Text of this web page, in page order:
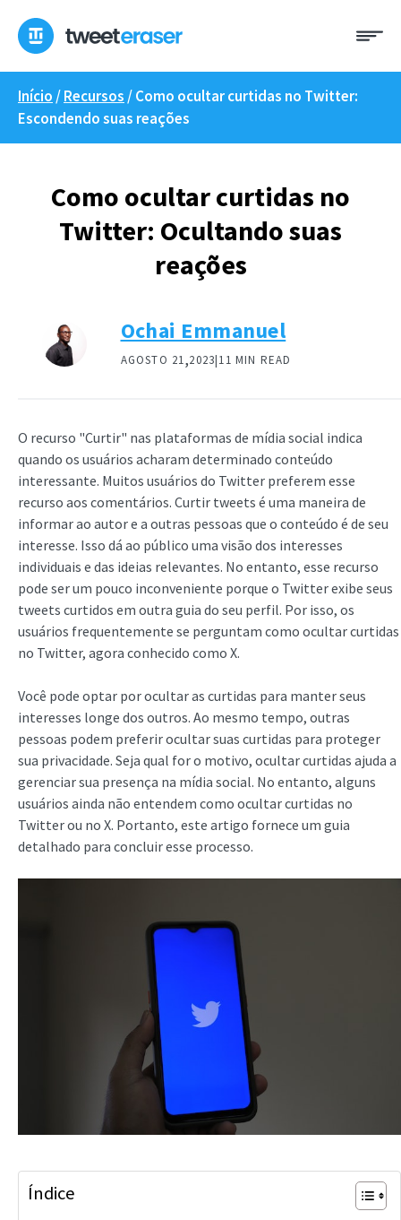
para
conteúdo
Início /Recursos /Como ocultar curtidas no Twitter:
Escondendo suas reações
Como ocultar curtidas no
Twitter: Ocultando suas
reações
Ochai Emmanuel
AGOSTO 21,2023|11 MIN READ
O recurso "Curtir" nas plataformas de mídia social indica
quando os usuários acharam determinado conteúdo
interessante. Muitos usuários do Twitter preferem esse
recurso aos comentários. Curtir tweets é uma maneira de
informar ao autor e a outras pessoas que o conteúdo é de seu
interesse. Isso dá ao público uma visão dos interesses
individuais e das ideias relevantes. No entanto, esse recurso
pode ser um pouco inconveniente porque o Twitter exibe seus
tweets curtidos em outra guia do seu perfil. Por isso, os
usuários frequentemente se perguntam como ocultar curtidas
no Twitter, agora conhecido como X.
Você pode optar por ocultar as curtidas para manter seus
interesses longe dos outros. Ao mesmo tempo, outras
pessoas podem preferir ocultar suas curtidas para proteger
sua privacidade. Seja qual for o motivo, ocultar curtidas ajuda a
gerenciar sua presença na mídia social. No entanto, alguns
usuários ainda não entendem como ocultar curtidas no
Twitter ou no X. Portanto, este artigo fornece um guia
detalhado para concluir esse processo.
Índice